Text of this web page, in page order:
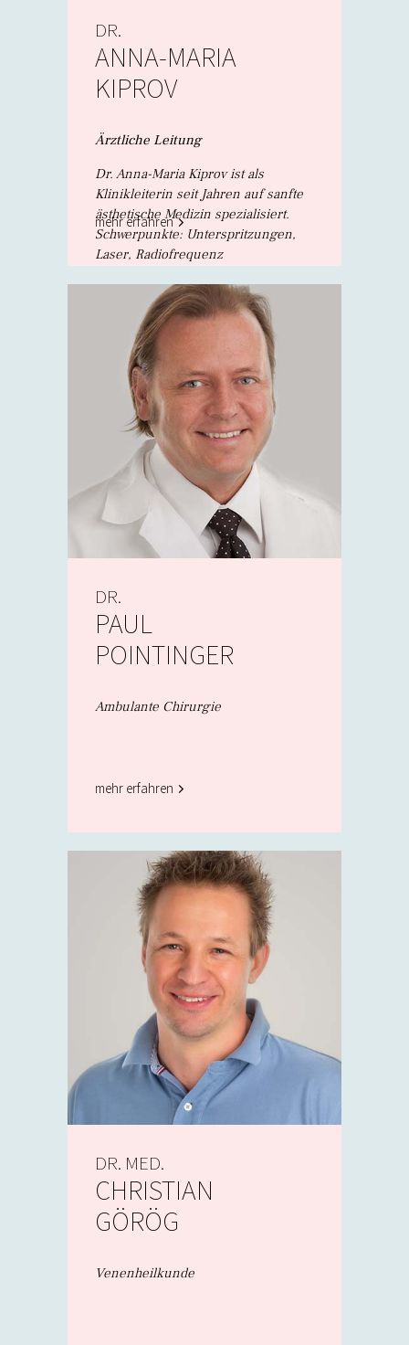
DR.
ANNA-MARIA
KIPROV
Ärztliche Leitung
Dr. Anna-Maria Kiprov ist als
Klinikleiterin seit Jahren auf sanfte
ästhetische Medizin spezialisiert.
Schwerpunkte: Unterspritzungen,
Laser, Radiofrequenz
mehr erfahren
DR.
PAUL
POINTINGER
Ambulante Chirurgie
mehr erfahren
DR. MED.
CHRISTIAN
GÖRÖG
Venenheilkunde